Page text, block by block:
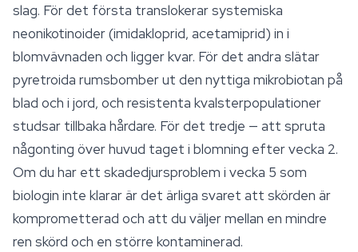
slag. För det första translokerar systemiska
neonikotinoider (imidakloprid, acetamiprid) in i
blomvävnaden och ligger kvar. För det andra slätar
pyretroida rumsbomber ut den nyttiga mikrobiotan på
blad och i jord, och resistenta kvalsterpopulationer
studsar tillbaka hårdare. För det tredje — att spruta
någonting över huvud taget i blomning efter vecka 2.
Om du har ett skadedjursproblem i vecka 5 som
biologin inte klarar är det ärliga svaret att skörden är
komprometterad och att du väljer mellan en mindre
ren skörd och en större kontaminerad.